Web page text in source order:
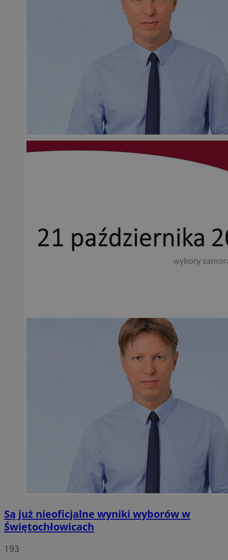
Są już nieoficjalne wyniki wyborów w
Świętochłowicach
193